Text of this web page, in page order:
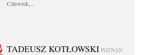
Człowiek,...
TADEUSZ KOTŁOWSKI POZNAŃ